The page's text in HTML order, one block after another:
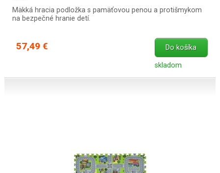
Mäkká hracia podložka s pamäťovou penou a protišmykom
na bezpečné hranie detí.
57,49 € Do košíka
skladom